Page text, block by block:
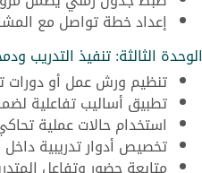
إعداد خطة تواصل مع
الوحدة الثالثة: تنفيذ التدريب
تنظيم ورش عمل أو دورات
تطبيق أساليب تفاعلية
استخدام حالات عملية
تخصيص أدوار تدريبية داخل